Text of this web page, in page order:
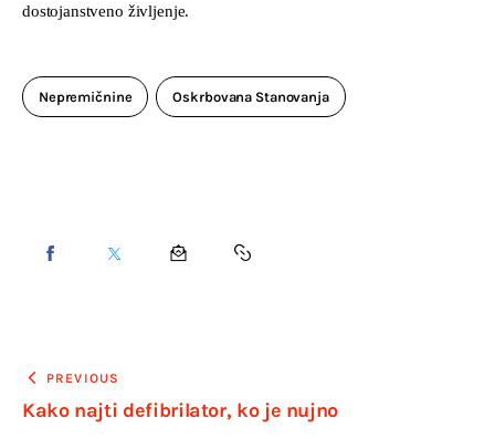
dostojanstveno življenje.
Nepremičnine Oskrbovana Stanovanja
PREVIOUS
Kako najti defibrilator, ko je nujno